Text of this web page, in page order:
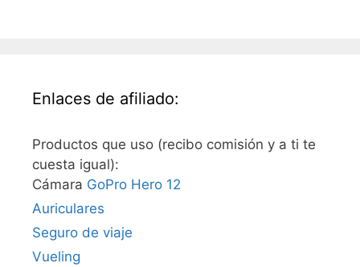
Enlaces de afiliado:
Productos que uso (recibo comisión y a ti te
cuesta igual):
Cámara GoPro Hero 12
Auriculares
Seguro de viaje
Vueling